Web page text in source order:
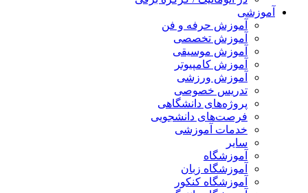
آموزشی
آموزش حرفه و فن
آموزش تخصصی
آموزش موسیقی
آموزش کامپیوتر
آموزش ورزشی
تدریس خصوصی
پروژه‌های دانشگاهی
فرصت‌های دانشجویی
خدمات آموزشی
سایر
آموزشگاه
آموزشگاه زبان
آموزشگاه کنکور